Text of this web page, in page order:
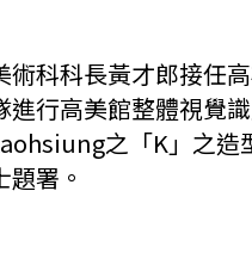
科科長黃才郎接任
行高美館整體視覺
之「K」之
署。